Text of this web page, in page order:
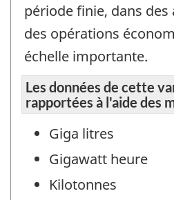
période finie, dans des
des opérations
échelle importante.
Les données de cette
rapportées à l'aide des
Giga litres
Gigawatt heure
Kilotonnes